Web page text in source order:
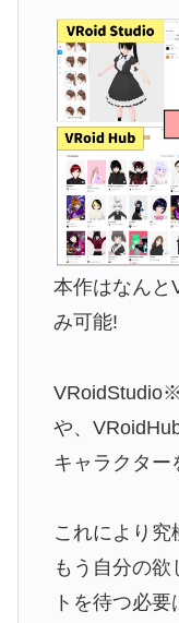
本作はなんと
み可能!
や、
キャラクター
これにより究
もう自分の
トを待つ必要